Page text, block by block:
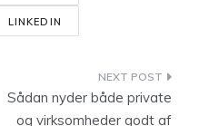
LINKEDIN
Sådan nyder både private
og virksomheder godt af